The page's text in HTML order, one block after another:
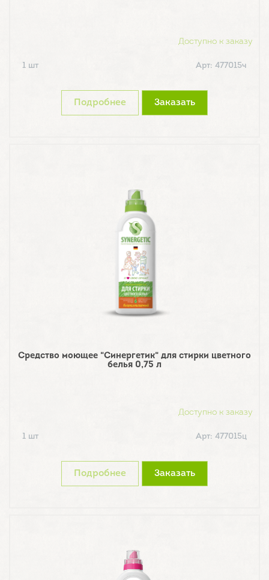
Доступно к заказу
1 шт Арт: 477015ч
Подробнее Заказать
Средство моющее "Синергетик" для стирки цветного
белья 0,75 л
Доступно к заказу
1 шт Арт: 477015ц
Подробнее Заказать